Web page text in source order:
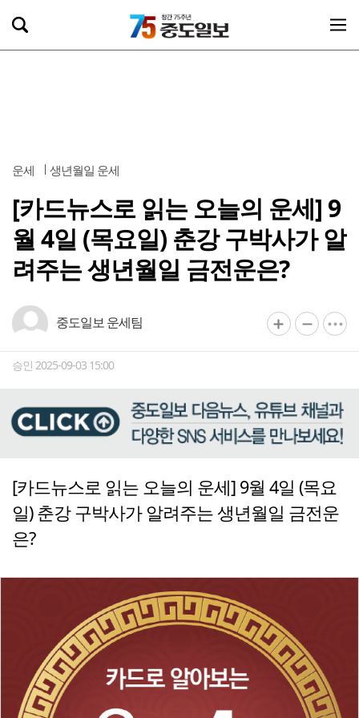
운세 생년월일 운세
[카드뉴스로 읽는 오늘의 운세] 9
월 4일 (목요일) 춘강 구박사가 알
려주는 생년월일 금전운은?
중도일보 운세팀
승인 2025-09-03 15:00
[카드뉴스로 읽는 오늘의 운세] 9월 4일 (목요
일) 춘강 구박사가 알려주는 생년월일 금전운
은?